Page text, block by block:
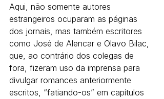
Aqui, não somente autores
estrangeiros ocuparam as páginas
dos jornais, mas também escritores
como José de Alencar e Olavo Bilac,
que, ao contrário dos colegas de
fora, fizeram uso da imprensa para
divulgar romances anteriormente
escritos, “fatiando-os” em capítulos